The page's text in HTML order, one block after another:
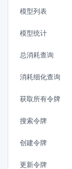
模型列表
模型统计
总消耗查询
消耗细化查询
获取所有令牌
搜索令牌
创建令牌
更新令牌